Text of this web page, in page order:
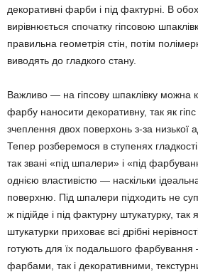
декоративні фарби і під фактурні. В
вирівнюється спочатку гіпсовою
правильна геометрія стін, потім
виводять до гладкого стану.
Важливо — на гіпсову шпаклівку можна
фарбу наносити декоративну, так як
зчеплення двох поверхонь з-за низької
Тепер розберемося в ступенях
так звані «під шпалери» і «під
однією властивістю — наскільки
поверхню. Під шпалери підходить не
ж підійде і під фактурну штукатурку, так
штукатурки приховає всі дрібні
готують для їх подальшого
фарбами, так і декоративними,